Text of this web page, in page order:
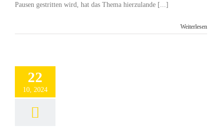
Pausen gestritten wird, hat das Thema hierzulande [...]
Weiterlesen
22
10, 2024